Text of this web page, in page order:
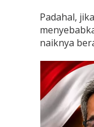
Padahal,
naiknya